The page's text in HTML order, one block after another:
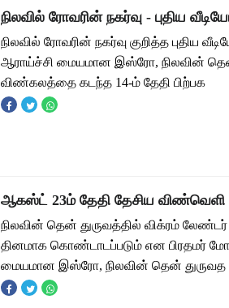
நிலவில் ரோவரின் நகர்வு - புதிய
நிலவில் ரோவரின் நகர்வு குறித்த
ஆராய்ச்சி மையமான இஸ்ரோ, நிலவின்
விண்கலத்தை கடந்த 14-ம் தேதி பிற்பக
ஆகஸ்ட் 23ம் தேதி தேசிய விண்வெளி
நிலவின் தென் துருவத்தில் விக்ரம்
தினமாக கொண்டாடப்படும் என பிரதமர்
மையமான இஸ்ரோ, நிலவின் தென் துருவத